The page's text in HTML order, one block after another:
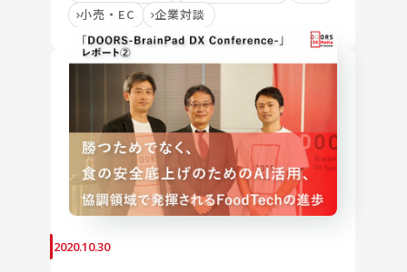
小売・EC 企業対談
2020.10.30